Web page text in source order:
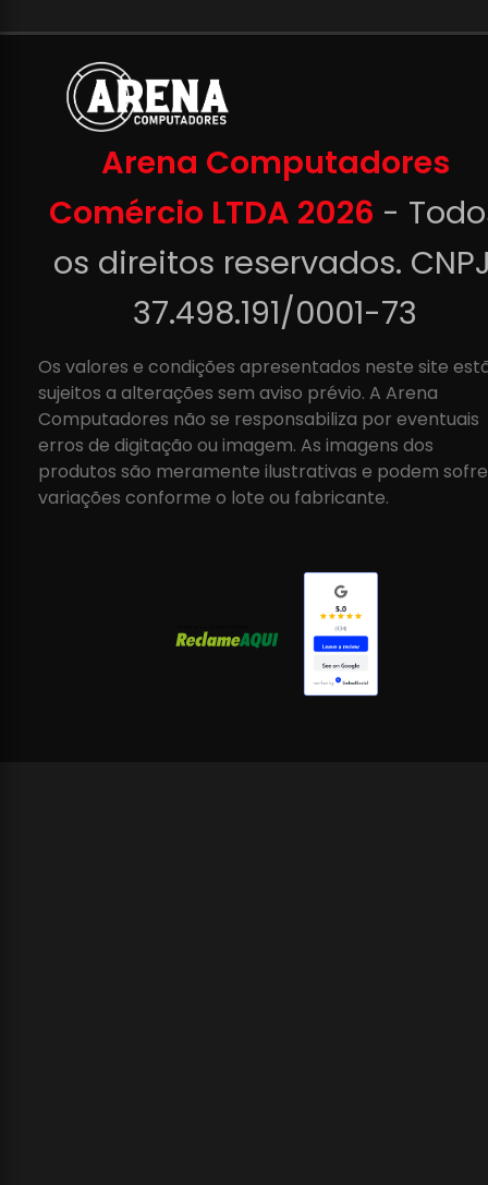
Arena Computadores
Comércio LTDA 2026 -
os direitos reservados.
37.498.191/0001-73
Os valores e condições apresentados neste site
sujeitos a alterações sem aviso prévio. A Arena
Computadores não se responsabiliza por eventuais
erros de digitação ou imagem. As imagens dos
produtos são meramente ilustrativas e podem
variações conforme o lote ou fabricante.